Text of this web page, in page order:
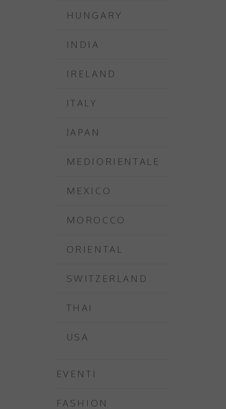
HUNGARY
INDIA
IRELAND
ITALY
JAPAN
MEDIORIENTALE
MEXICO
MOROCCO
ORIENTAL
SWITZERLAND
THAI
USA
EVENTI
FASHION